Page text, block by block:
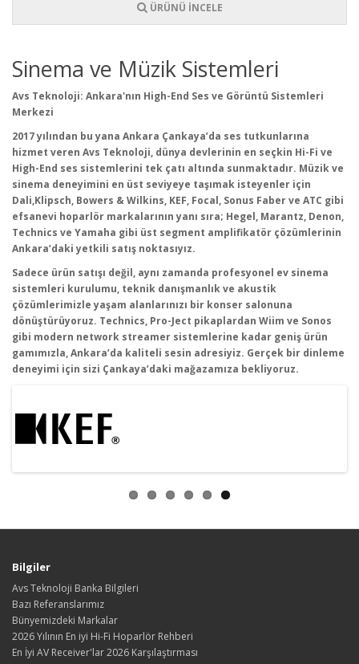
ÜRÜNÜ İNCELE
Sinema ve Müzik Sistemleri
Avs Teknoloji: Ankara'nın High-End Ses ve Görüntü Sistemleri
Merkezi
2017 yılından bu yana Ankara Çankaya’da ses tutkunlarına
hizmet veren Avs Teknoloji, dünya devlerinin en seçkin Hi-Fi ve
High-End ses sistemlerini tek çatı altında sunmaktadır. Müzik ve
sinema deneyimini en üst seviyeye taşımak isteyenler için
Dali,Klipsch, Bowers & Wilkins, KEF, Focal, Sonus Faber ve ATC gibi
efsanevi hoparlör markalarının yanı sıra; Hegel, Marantz, Denon,
Technics ve Yamaha gibi üst segment amplifikatör çözümlerinin
Ankara’daki yetkili satış noktasıyız.
Sadece ürün satışı değil, aynı zamanda profesyonel ev sinema
sistemleri kurulumu, teknik danışmanlık ve akustik
çözümlerimizle yaşam alanlarınızı bir konser salonuna
dönüştürüyoruz. Technics, Pro-Ject pikaplardan Wiim ve Sonos
gibi modern network streamer sistemlerine kadar geniş ürün
gamımızla, Ankara’da kaliteli sesin adresiyiz. Gerçek bir dinleme
deneyimi için sizi Çankaya’daki mağazamıza bekliyoruz.
Bilgiler
Avs Teknoloji Banka Bilgileri
Bazı Referanslarımız
Bünyemizdeki Markalar
2026 Yılının En iyi Hi-Fi Hoparlör Rehberi
En İyi AV Receiver'lar 2026 Karşılaştırması